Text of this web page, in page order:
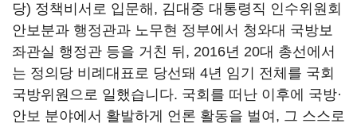
당) 정책비서로 입문해, 김대중 대통령직 인수위원회
안보분과 행정관과 노무현 정부에서 청와대 국방보
좌관실 행정관 등을 거친 뒤, 2016년 20대 총선에서
는 정의당 비례대표로 당선돼 4년 임기 전체를 국회
국방위원으로 일했습니다. 국회를 떠난 이후에 국방·
안보 분야에서 활발하게 언론 활동을 벌여, 그 스스로